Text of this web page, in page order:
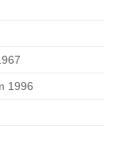
1996